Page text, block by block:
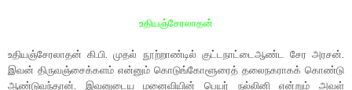
உதியஞ்சேரலாதன்
உதியஞ்சேரலாதன் கி.பி. முதல் நூற்றாண்டில் குட்டநாட்டைஆண்ட சேர அரசன்.
இவன் திருவஞ்சைக்களம் என்னும் கொடுங்கோளூரைத் தலைநகராகக் கொண்டு
ஆண்டுவந்தான். இவனுடைய மனைவியின் பெயர் நல்லினி என்றும் அவள்